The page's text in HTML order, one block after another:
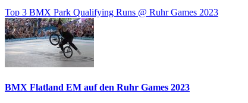
Top 3 BMX Park Qualifying Runs @ Ruhr Games 2023
BMX Flatland EM auf den Ruhr Games 2023